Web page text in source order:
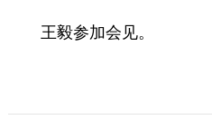
王毅参加会见。